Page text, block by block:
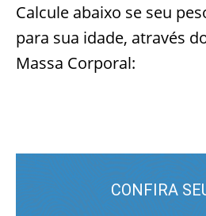
Calcule abaixo se seu
para sua idade, através
Massa Corporal: